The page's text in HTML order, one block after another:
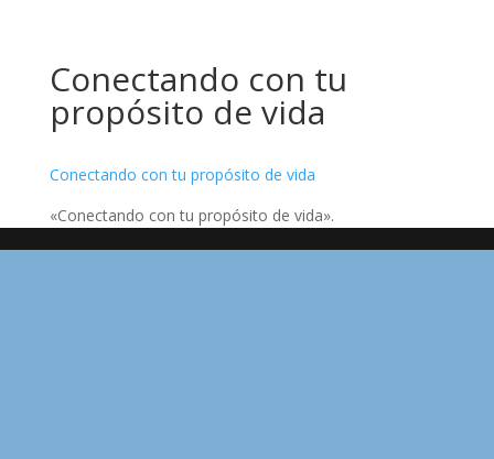
Conectando con tu
propósito de vida
Conectando con tu propósito de vida
«Conectando con tu propósito de vida».